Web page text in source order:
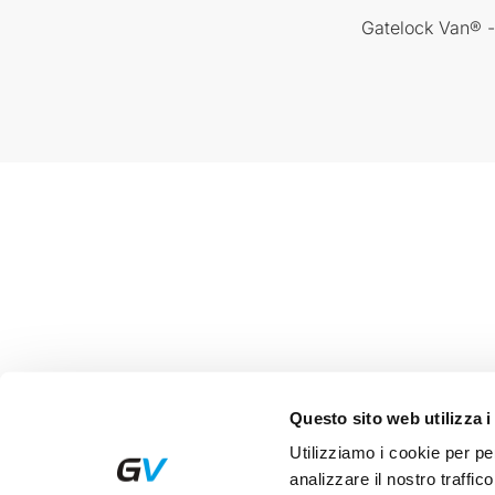
Questo sito web utilizza i
Utilizziamo i cookie per
analizzare il nostro
Gatelock Van®